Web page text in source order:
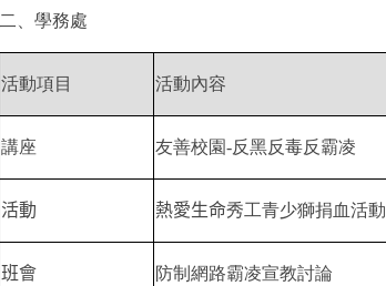
二、學務處
活動項目 活動內容
講座 友善校園-反黑反毒反霸凌
活動 熱愛生命秀工青少獅捐血活動
班會 防制網路霸凌宣教討論